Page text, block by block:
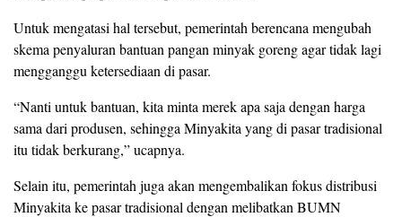
Untuk mengatasi hal tersebut, pemerintah berencana mengubah
skema penyaluran bantuan pangan minyak goreng agar tidak lagi
mengganggu ketersediaan di pasar.
“Nanti untuk bantuan, kita minta merek apa saja dengan harga
sama dari produsen, sehingga Minyakita yang di pasar tradisional
itu tidak berkurang,” ucapnya.
Selain itu, pemerintah juga akan mengembalikan fokus distribusi
Minyakita ke pasar tradisional dengan melibatkan BUMN